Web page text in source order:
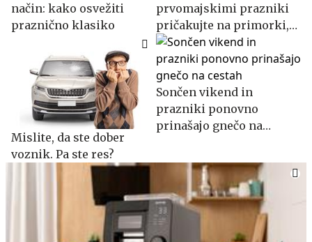
način: kako osvežiti
praznično klasiko
prvomajskimi prazniki
pričakujte na primorki,
ljubljanskem obroču in
na mejnih prehodih
Mislite, da ste dober
voznik. Pa ste res?
Sončen vikend in
prazniki ponovno
prinašajo gnečo na